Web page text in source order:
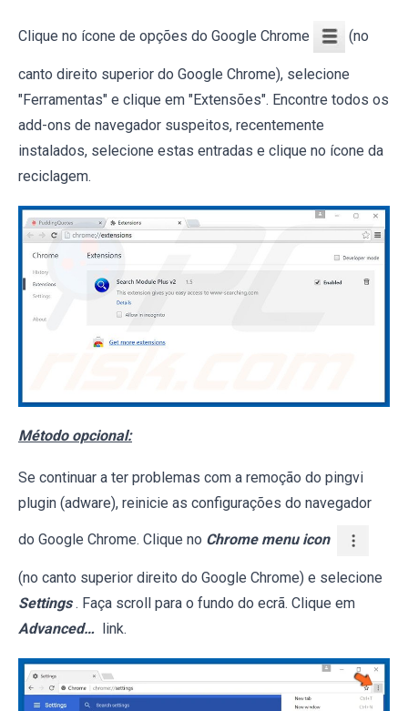
Clique no ícone de opções do Google Chrome (no
canto direito superior do Google Chrome), selecione
"Ferramentas" e clique em "Extensões". Encontre todos os
add-ons de navegador suspeitos, recentemente
instalados, selecione estas entradas e clique no ícone da
reciclagem.
Método opcional:
Se continuar a ter problemas com a remoção do pingvi
plugin (adware), reinicie as configurações do navegador
do Google Chrome. Clique no Chrome menu icon
(no canto superior direito do Google Chrome) e selecione
Settings . Faça scroll para o fundo do ecrã. Clique em
Advanced… link.